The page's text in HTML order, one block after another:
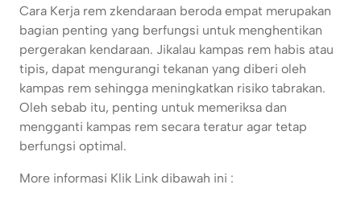
Cara Kerja rem zkendaraan beroda empat merupakan
bagian penting yang berfungsi untuk menghentikan
pergerakan kendaraan. Jikalau kampas rem habis atau
tipis, dapat mengurangi tekanan yang diberi oleh
kampas rem sehingga meningkatkan risiko tabrakan.
Oleh sebab itu, penting untuk memeriksa dan
mengganti kampas rem secara teratur agar tetap
berfungsi optimal.
More informasi Klik Link dibawah ini :